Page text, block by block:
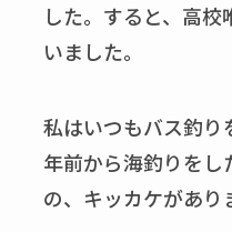
した。すると、高
いました。
私はいつもバス釣り
年前から海釣りをし
の、キッカケがあり